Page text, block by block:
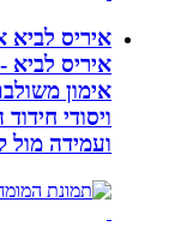
איריס לביא אימון
איריס לביא -
אימון משולבת:
ויסודי חידוד
ועמידה מול קהל.